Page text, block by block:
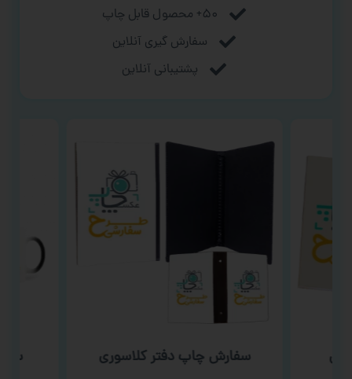
۵۰+ محصول قابل چاپ
سفارش گیری آنلاین
پشتیبانی آنلاین
سفارش چاپ دفتر کلاسوری